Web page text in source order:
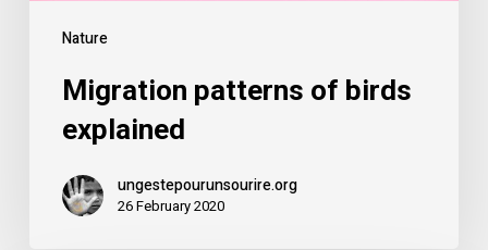
Nature
Migration patterns of birds
explained
ungestepourunsourire.org
26 February 2020